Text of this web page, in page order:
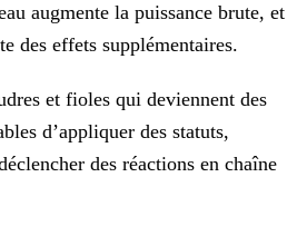
augmente la puissance brute, et
des effets supplémentaires.
et fioles qui deviennent des
d’appliquer des statuts,
des réactions en chaîne